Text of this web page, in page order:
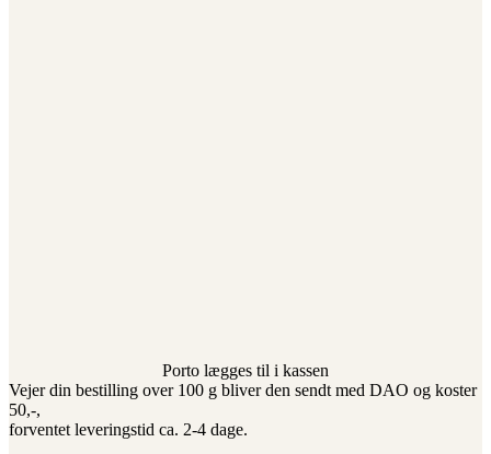
Porto lægges til i kassen
Vejer din bestilling over 100 g bliver den sendt med DAO og koster
50,-,
forventet leveringstid ca. 2-4 dage.